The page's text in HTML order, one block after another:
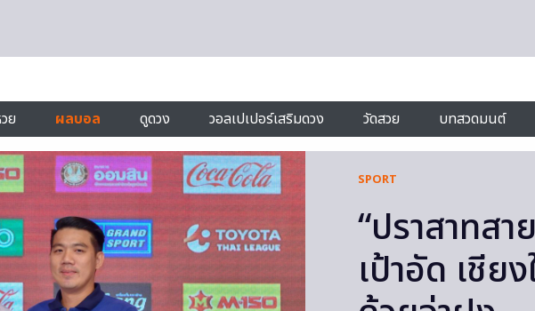
ย ผลบอล ดูดวง วอลเปเปอร์เสริมดวง วัดสวย บทสวดมนต์
SPORT
“ปราสาทส
เป้าอัด เชีย